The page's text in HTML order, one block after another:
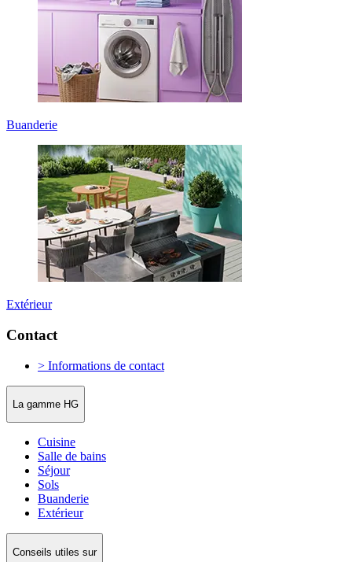
Buanderie
Extérieur
Contact
> Informations de contact
La gamme HG
Cuisine
Salle de bains
Séjour
Sols
Buanderie
Extérieur
Conseils utiles sur